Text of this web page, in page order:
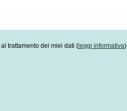
trattamento dei miei dati ( leggi informativa)